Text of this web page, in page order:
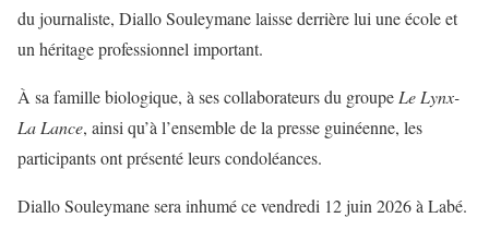
du journaliste, Diallo Souleymane laisse derrière lui une école et
un héritage professionnel important.
À sa famille biologique, à ses collaborateurs du groupe Le Lynx-
La Lance, ainsi qu’à l’ensemble de la presse guinéenne, les
participants ont présenté leurs condoléances.
Diallo Souleymane sera inhumé ce vendredi 12 juin 2026 à Labé.